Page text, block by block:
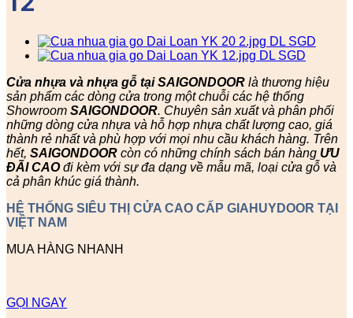
Cửa nhựa và nhựa gỗ tại SAIGONDOOR là thương hiệu
sản phẩm các dòng cửa trong một chuỗi các hệ thống
Showroom SAIGONDOOR. Chuyên sản xuất và phân phối
những dòng cửa nhựa và hỗ hợp nhựa chất lượng cao, giá
thành rẻ nhất và phù hợp với mọi nhu cầu khách hàng. Trên
hết, SAIGONDOOR còn có những chính sách bán hàng ƯU
ĐÃI CAOđi kèm với sự đa dạng về mẫu mã, loại cửa gỗ và
cả phân khúc giá thành.
HỆ THỐNG SIÊU THỊ CỬA CAO CẤP GIAHUYDOOR TẠI
VIỆT NAM
MUA HÀNG NHANH
GỌI NGAY